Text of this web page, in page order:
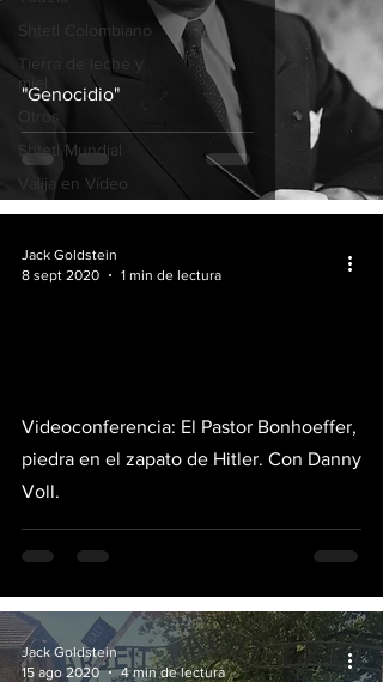
Shtetl Colombiano
Tierra de leche y
miel
Otros
Shtetl Mundial
Valija en Vídeo
"Genocidio"
Videoconferencia: El Pastor Bonhoeffer,
piedra en el zapato de Hitler. Con Danny
Voll.
Jack Goldstein
8 sept 2020
1 min de lectura
Jack Goldstein
15 ago 2020
4 min de lectura